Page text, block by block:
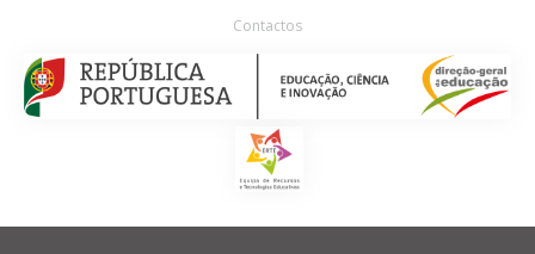
Contactos